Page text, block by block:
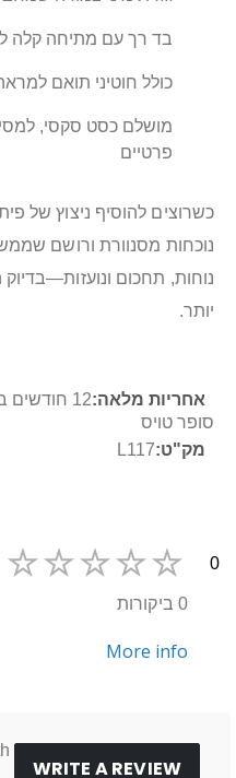
בד רך עם מתיחה קלה
כולל חוטיני תואם
מושלם כסט סקסי,
פרטיים
כשרוצים להוסיף ניצוץ של
נוכחות מסנוורת ורושם
נוחות, תחכום
יותר.
מידע
נוסף
12
סופר טויס
L117
0
0 ביקורות
More info
WRITE A REVIEW